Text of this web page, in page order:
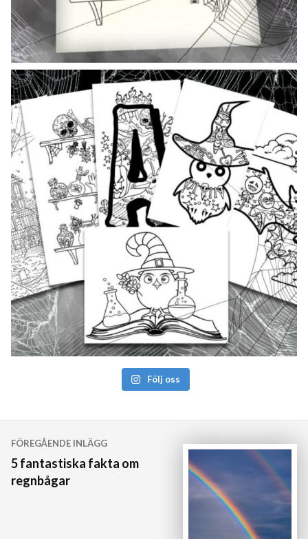
Följ oss
Inläggsnavigering
FÖREGÅENDE INLÄGG
5 fantastiska fakta om
regnbågar